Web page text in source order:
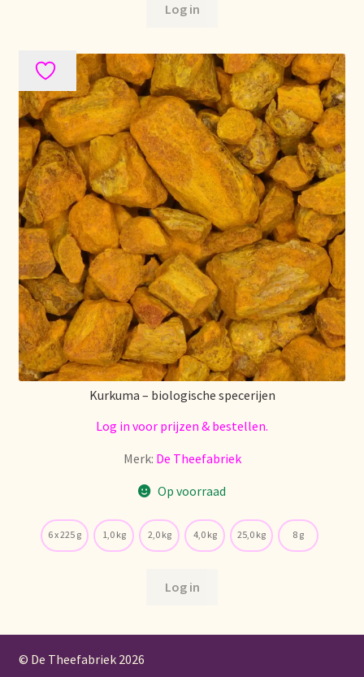
Log in
Kurkuma – biologische specerijen
Log in voor prijzen & bestellen.
Merk: De Theefabriek
Op voorraad
6 x 225 g 1,0 kg 2,0 kg 4,0 kg 25,0 kg 8 g
Log in
© De Theefabriek 2026